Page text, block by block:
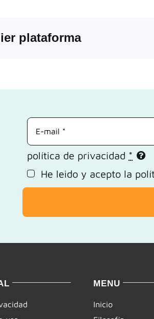
plataforma
política de privacidad *
He leido y acepto la
MENU
Inicio